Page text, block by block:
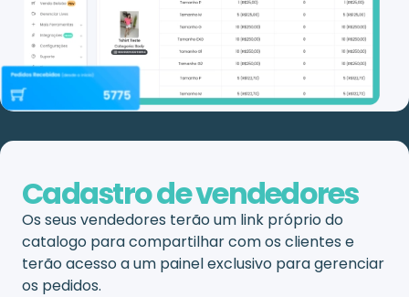
Cadastro de vendedores
Os seus vendedores terão um link próprio do
catalogo para compartilhar com os clientes e
terão acesso a um painel exclusivo para gerenciar
os pedidos.